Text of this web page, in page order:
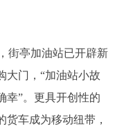
街亭加油站已开辟新
大门，“加油站小故
幸”。更具开创性的
车成为移动纽带，